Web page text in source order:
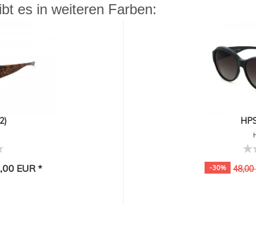
es in weiteren Farben:
EUR * -30% 48,00